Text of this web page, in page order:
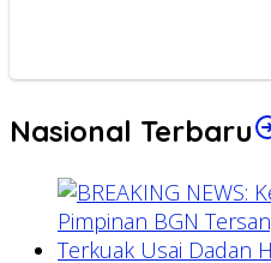
Nasional Terbaru